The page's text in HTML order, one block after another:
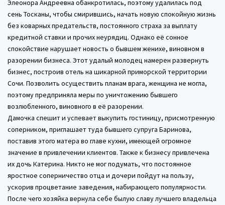
Элеонора Андреевна обанкротилась, поэтому удалилась под
сень Тосканы, чтобы смирившись, начать новую спокойную жизнь
без коварных предательств, постоянного страха за выплату
кредитной ставки и прочих неурядиц. Однако её сонное
спокойствие нарушает новость о бывшем женихе, виновном в
разорении бизнеса. Этот удалый молодец намерен развернуть
бизнес, построив отель на шикарной приморской территории
Сочи. Позволить осуществить планам врага, женщина не могла,
поэтому предприняла меры по уничтожению бывшего
возлюбленного, виновного в её разорении.
Дамочка спешит и успевает выкупить гостиницу, присмотренную
соперником, приглашает туда бывшего супруга Баринова,
поставив этого матера во главе кухни, имеющей огромное
значение в привлечении клиентов. Также к бизнесу привлечена
их дочь Катерина. Никто не мог подумать, что постоянное
яростное соперничество отца и дочери пойдут на пользу,
ускорив процветание заведения, набирающего популярности.
После чего хозяйка вернула себе былую славу лучшего владельца